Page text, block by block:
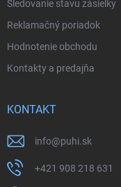
Sledovanie stavu zásielky
Reklamačný poriadok
Hodnotenie obchodu
Kontakty a predajňa
KONTAKT
info@puhi.sk
+421 908 218 631